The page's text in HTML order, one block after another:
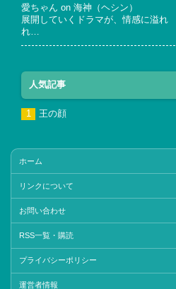
愛ちゃん on 海神（ヘシン）
展開していくドラマが、情感に溢れ
れ…
人気記事
王の顔
ホーム
リンクについて
お問い合わせ
RSS一覧・購読
プライバシーポリシー
運営者情報